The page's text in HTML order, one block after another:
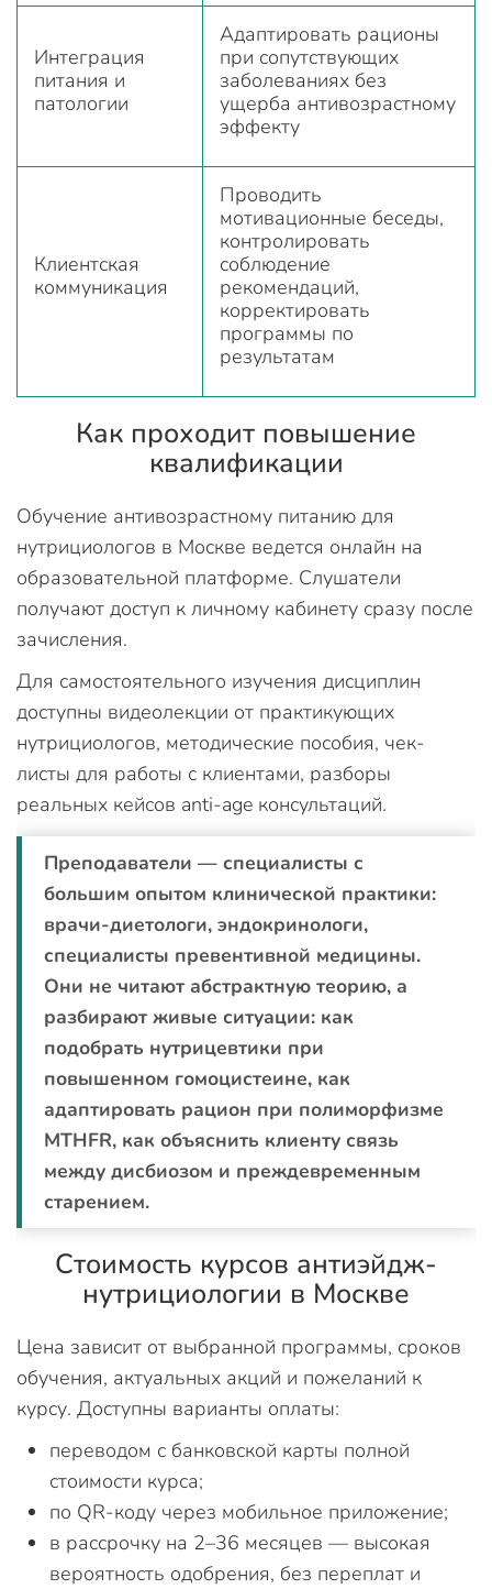
Интеграция
питания и
патологии
Адаптировать рационы
при сопутствующих
заболеваниях без
ущерба антивозрастному
эффекту
Клиентская
коммуникация
Проводить
мотивационные беседы,
контролировать
соблюдение
рекомендаций,
корректировать
программы по
результатам
Как проходит повышение
квалификации
Обучение антивозрастному питанию для
нутрициологов в Москве ведется онлайн на
образовательной платформе. Слушатели
получают доступ к личному кабинету сразу после
зачисления.
Для самостоятельного изучения дисциплин
доступны видеолекции от практикующих
нутрициологов, методические пособия, чек-
листы для работы с клиентами, разборы
реальных кейсов anti-age консультаций.
Преподаватели — специалисты с
большим опытом клинической практики:
врачи-диетологи, эндокринологи,
специалисты превентивной медицины.
Они не читают абстрактную теорию, а
разбирают живые ситуации: как
подобрать нутрицевтики при
повышенном гомоцистеине, как
адаптировать рацион при полиморфизме
MTHFR, как объяснить клиенту связь
между дисбиозом и преждевременным
старением.
Стоимость курсов антиэйдж-
нутрициологии в Москве
Цена зависит от выбранной программы, сроков
обучения, актуальных акций и пожеланий к
курсу. Доступны варианты оплаты:
переводом с банковской карты полной
стоимости курса;
по QR-коду через мобильное приложение;
в рассрочку на 2–36 месяцев — высокая
вероятность одобрения, без переплат и